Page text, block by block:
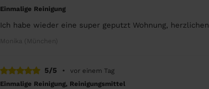
Einmalige Reinigung
Ich habe wieder eine super geputzt Wohnung,
Monika (München)
5/5 •
vor einem Tag
Einmalige Reinigung, Reinigungsmittel